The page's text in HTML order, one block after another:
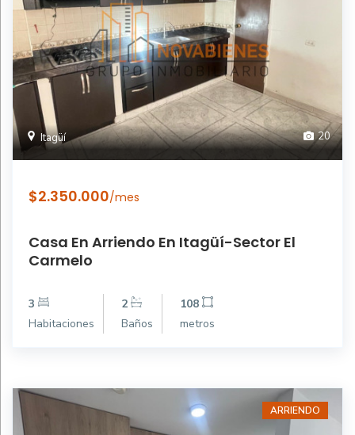
Itagüí 20
$2.350.000/mes
Casa En Arriendo En Itagüí-Sector El
Carmelo
3
Habitaciones
2
Baños
108
metros
ARRIENDO